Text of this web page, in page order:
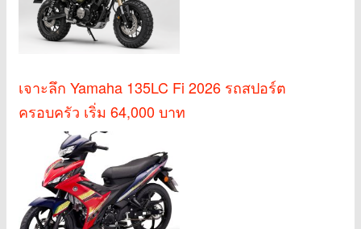
เจาะลึก Yamaha 135LC Fi 2026 รถสปอร์ต
ครอบครัว เริ่ม 64,000 บาท